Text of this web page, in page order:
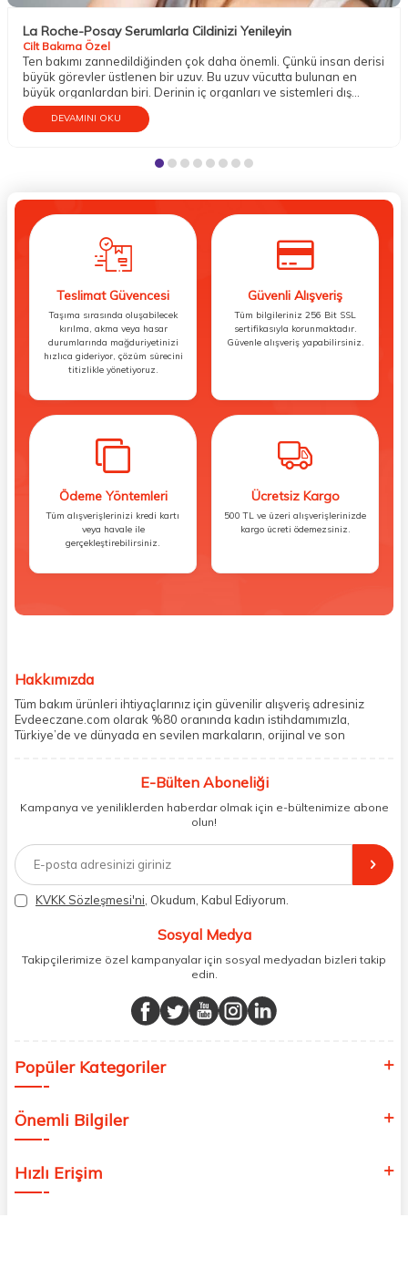
La Roche-Posay Serumlarla Cildinizi Yenileyin
Cilt Bakıma Özel
Ten bakımı zannedildiğinden çok daha önemli. Çünkü insan derisi
büyük görevler üstlenen bir uzuv. Bu uzuv vücutta bulunan en
büyük organlardan biri. Derinin iç organları ve sistemleri dış
etkenlere karşı koruma altına almak gibi mühim bir vazifesi
bulunur. Aynı zamanda temasın gerçekleşmesini; sıcak, soğuk,
bakıma gereksinim duyduğu söylenebilir.
DEVAMINI OKU
Teslimat Güvencesi
Taşıma sırasında oluşabilecek
kırılma, akma veya hasar
durumlarında mağduriyetinizi
hızlıca gideriyor, çözüm sürecini
titizlikle yönetiyoruz.
Güvenli Alışveriş
Tüm bilgileriniz 256 Bit SSL
sertifikasıyla korunmaktadır.
Güvenle alışveriş yapabilirsiniz.
Ödeme Yöntemleri
Tüm alışverişlerinizi kredi kartı
veya havale ile
gerçekleştirebilirsiniz.
Ücretsiz Kargo
500 TL ve üzeri alışverişlerinizde
kargo ücreti ödemezsiniz.
Hakkımızda
Tüm bakım ürünleri ihtiyaçlarınız için güvenilir alışveriş adresiniz
Evdeeczane.com olarak %80 oranında kadın istihdamımızla,
Türkiye’de ve dünyada en sevilen markaların, orijinal ve son
paketliyoruz. Herhangi bir durumdan dolayı olumsuz olarak geri
müşteri temsilcilerimiz aracılığı ile gerekli tüm desteği sağlıyoruz.
2017 yılından bugüne, yüzlerce marka ve binlerce ürün seçeneğini
doğrudan markalardan ya da markaların yetkili Türkiye
distribütörlerinden faturalı olarak tedarik ediyor ve müşterilerimize
aynı şekilde faturalı ve orijinal ambalajlarda gönderim sağlıyoruz.
Paketleme sürecinde geri dönüştürülebilir malzemeler kullanarak
atık oranımızı en aza indiriyor ve daha yaşanabilir bir dünya
E-Bülten Aboneliği
Kampanya ve yeniliklerden haberdar olmak için e-bültenimize abone
olun!
KVKK Sözleşmesi'ni , Okudum, Kabul Ediyorum.
Sosyal Medya
Takipçilerimize özel kampanyalar için sosyal medyadan bizleri takip
edin.
Popüler Kategoriler
Önemli Bilgiler
Hızlı Erişim